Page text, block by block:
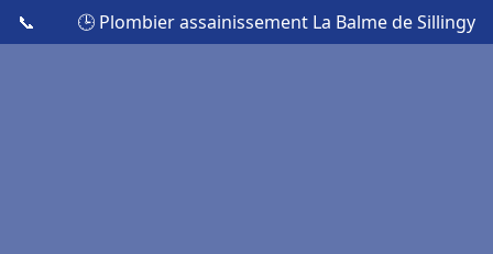
📞 🕒 Plombier assainissement La Balme de Sillingy